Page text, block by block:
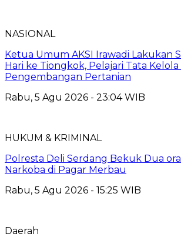
NASIONAL
Ketua Umum AKSI Irawadi Lakukan
Hari ke Tiongkok, Pelajari Tata Kelola
Pengembangan Pertanian
Rabu, 5 Agu 2026 - 23:04 WIB
HUKUM & KRIMINAL
Polresta Deli Serdang Bekuk Dua
Narkoba di Pagar Merbau
Rabu, 5 Agu 2026 - 15:25 WIB
Daerah